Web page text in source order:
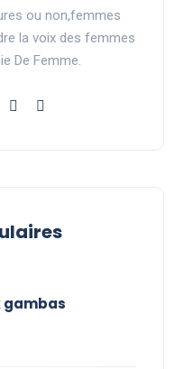
ou non,femmes
la voix des femmes
De Femme.
gambas